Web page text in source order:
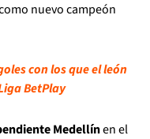
nuevo campeón
con los que el león
BetPlay
Medellínen el